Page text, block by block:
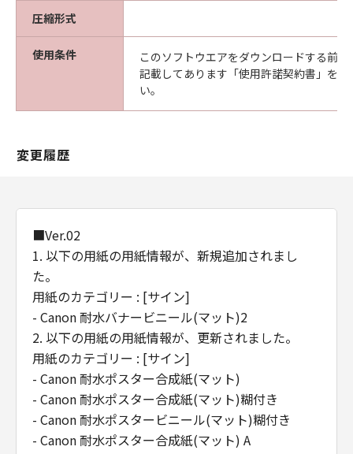
の関連会社、それらの販売代理店及び販売店
は、「本ソフトウエア」に関して、商品性及び
特定の目的への適合性の保証を含め、いかなる
保証も、明示たると黙示たるとを問わず一切し
ないものとします。
(2) キヤノン、キヤノンの関連会社、それらの販
売代理店及び販売店は、「許諾ソフトウエア」
（逸失利益及びその他の派生的または付随的な
え、キヤノン、キヤノンの関連会社、それらの
販売代理店及び販売店がかかる損害の可能性に
ついて知らされていた場合でも同様です。
(3) キヤノン、キヤノンの関連会社、それらの販
売代理店及び販売店は、「本ソフトウエア」の
使用に起因または関連してお客様と第三者との
間に生じたいかなる紛争についても、一切責任
を負わないものとします。
(4) 以上が、「本ソフトウエア」に関するキヤノ
ン、キヤノンの関連会社、それらの販売代理店
及び販売店のすべての責任であり、お客様の唯
一の救済です。
輸出
圧縮形式
使用条件
このソフトウエアをダウンロードする前
記載してあります「使用許諾契約書」を
い。
変更履歴
■Ver.02
1. 以下の用紙の用紙情報が、新規追加されまし
た。
用紙のカテゴリー : [サイン]
- Canon 耐水バナービニール(マット)2
2. 以下の用紙の用紙情報が、更新されました。
用紙のカテゴリー : [サイン]
- Canon 耐水ポスター合成紙(マット)
- Canon 耐水ポスター合成紙(マット)糊付き
- Canon 耐水ポスタービニール(マット)糊付き
- Canon 耐水ポスター合成紙(マット) A